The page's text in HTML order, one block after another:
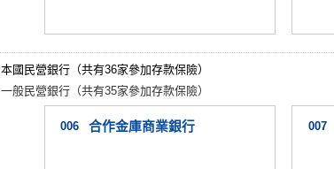
本國民營銀行（共有36家參加存款保險）
一般民營銀行（共有35家參加存款保險）
006 合作金庫商業銀行 007